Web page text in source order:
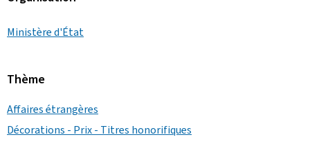
Ministère d'État
Thème
Affaires étrangères
Décorations - Prix - Titres honorifiques